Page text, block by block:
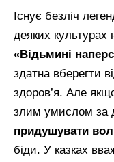
Існує безліч
деяких культурах
«Відьмині
здатна вберегти
здоров’я. Але
злим умислом за
придушувати
біди. У казках